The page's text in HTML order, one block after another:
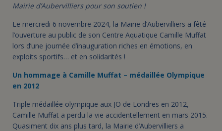
Mairie d’Aubervilliers pour son soutien !
Le mercredi 6 novembre 2024, la Mairie d’Aubervilliers a fêté
l’ouverture au public de son Centre Aquatique Camille Muffat
lors d’une journée d’inauguration riches en émotions, en
exploits sportifs… et en solidarités !
Un hommage à Camille Muffat – médaillée Olympique
en 2012
Triple médaillée olympique aux JO de Londres en 2012,
Camille Muffat a perdu la vie accidentellement en mars 2015.
Quasiment dix ans plus tard, la Mairie d’Aubervilliers a